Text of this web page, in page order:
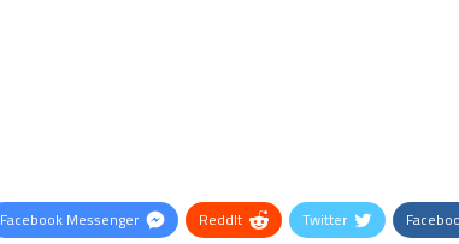
Twitter
ReddIt
Facebook Messenger